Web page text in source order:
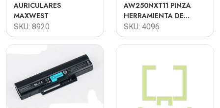
AURICULARES
MAXWEST
SKU: 8920
AW250NXT11 PINZA
HERRAMIENTA DE
IMPACTO NEXXT P/JACK
RJ45
SKU: 4096